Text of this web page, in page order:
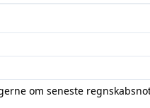
om seneste